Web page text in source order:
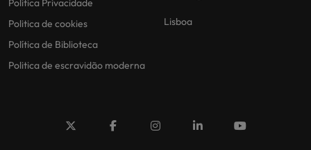
Politica Privacidade
Politica de cookies
Política de Biblioteca
Politica de escravidão moderna
Lisboa